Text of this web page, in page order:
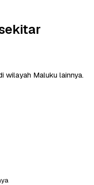
wilayah Maluku lainnya.